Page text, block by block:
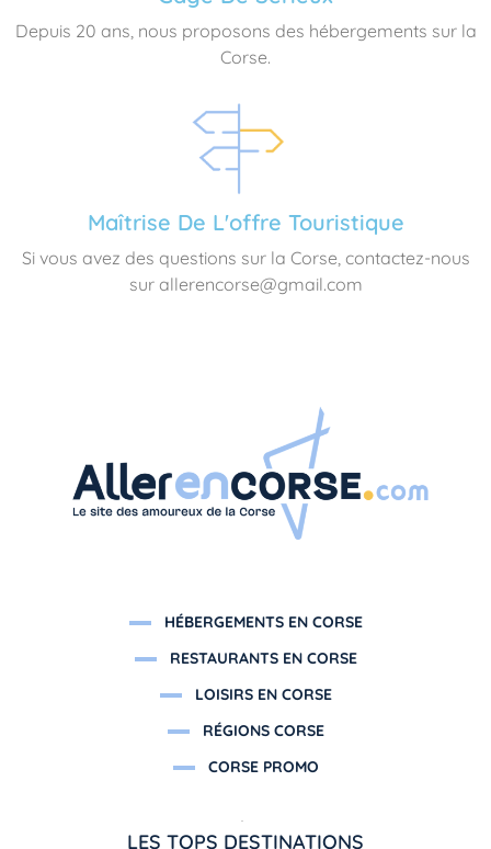
Depuis 20 ans, nous proposons des hébergements sur la
Corse.
Maîtrise De L'offre Touristique
Si vous avez des questions sur la Corse, contactez-nous
sur allerencorse@gmail.com
HÉBERGEMENTS EN CORSE
RESTAURANTS EN CORSE
LOISIRS EN CORSE
RÉGIONS CORSE
CORSE PROMO
LES TOPS DESTINATIONS